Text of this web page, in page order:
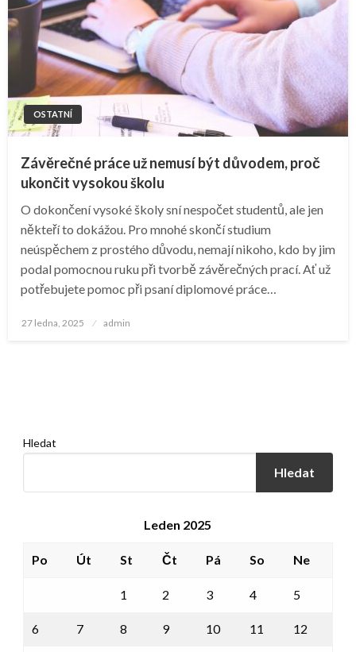
OSTATNÍ
Závěrečné práce už nemusí být důvodem, proč
ukončit vysokou školu
O dokončení vysoké školy sní nespočet studentů, ale jen
někteří to dokážou. Pro mnohé skončí studium
neúspěchem z prostého důvodu, nemají nikoho, kdo by jim
podal pomocnou ruku při tvorbě závěrečných prací. Ať už
potřebujete pomoc při psaní diplomové práce…
Posted
27 ledna, 2025 admin
Hledat
Hledat
Leden 2025
Po Út St Čt Pá So Ne
1 2 3 4 5
6 7 8 9 10 11 12